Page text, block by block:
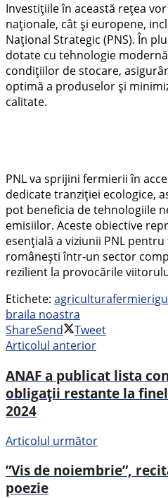
Investițiile în această rețea
naționale, cât și europene,
Național Strategic (PNS). În
dotate cu tehnologie
condițiilor de stocare,
optimă a produselor și
calitate.
PNL va sprijini fermierii în
dedicate tranziției ecologice,
pot beneficia de tehnologiile
emisiilor. Aceste obiective
esențială a viziunii PNL
românești într-un sector
rezilient la provocările
Etichete: agriculturafermieri
braila noastra
ShareSend
Tweet
Articolul anterior
ANAF a publicat lista
obligaţii restante la
2024
Articolul următor
”Vis de noiembrie”,
poezie